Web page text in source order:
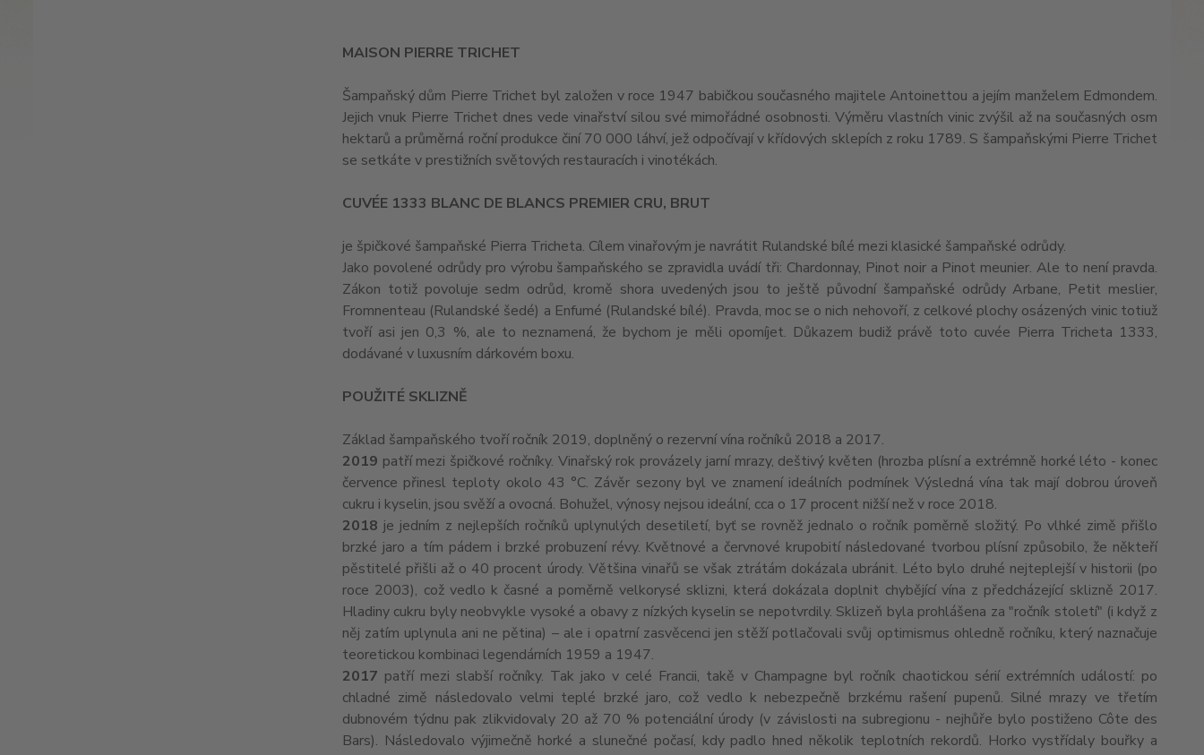
MAISON PIERRE TRICHET
Šampaňský dům Pierre Trichet byl založen v roce 1947 babičkou současného majitele Antoinettou a jejím manželem Edmondem.
Jejich vnuk Pierre Trichet dnes vede vinařství silou své mimořádné osobnosti. Výměru vlastních vinic zvýšil až na současných osm
hektarů a průměrná roční produkce činí 70 000 láhví, jež odpočívají v křídových sklepích z roku 1789. S šampaňskými Pierre Trichet
se setkáte v prestižních světových restauracích i vinotékách.
CUVÉE 1333 BLANC DE BLANCS PREMIER CRU, BRUT
je špičkové šampaňské Pierra Tricheta. Cílem vinařovým je navrátit Rulandské bílé mezi klasické šampaňské odrůdy.
Jako povolené odrůdy pro výrobu šampaňského se zpravidla uvádí tři: Chardonnay, Pinot noir a Pinot meunier. Ale to není pravda.
Zákon totiž povoluje sedm odrůd, kromě shora uvedených jsou to ještě původní šampaňské odrůdy Arbane, Petit meslier,
Fromnenteau (Rulandské šedé) a Enfumé (Rulandské bílé). Pravda, moc se o nich nehovoří, z celkové plochy osázených vinic totiuž
tvoří asi jen 0,3 %, ale to neznamená, že bychom je měli opomíjet. Důkazem budiž právě toto cuvée Pierra Tricheta 1333,
dodávané v luxusním dárkovém boxu.
POUŽITÉ SKLIZNĚ
Základ šampaňského tvoří ročník 2019, doplněný o rezervní vína ročníků 2018 a 2017.
2019 patří mezi špičkové ročníky. Vinařský rok provázely jarní mrazy, deštivý květen (hrozba plísní a extrémně horké léto - konec
července přinesl teploty okolo 43 °C. Závěr sezony byl ve znamení ideálních podmínek Výsledná vína tak mají dobrou úroveň
cukru i kyselin, jsou svěží a ovocná. Bohužel, výnosy nejsou ideální, cca o 17 procent nižší než v roce 2018.
2018 je jedním z nejlepších ročníků uplynulých desetiletí, byť se rovněž jednalo o ročník poměrně složitý. Po vlhké zimě přišlo
brzké jaro a tím pádem i brzké probuzení révy. Květnové a červnové krupobití následované tvorbou plísní způsobilo, že někteří
pěstitelé přišli až o 40 procent úrody. Většina vinařů se však ztrátám dokázala ubránit. Léto bylo druhé nejteplejší v historii (po
roce 2003), což vedlo k časné a poměrně velkorysé sklizni, která dokázala doplnit chybějící vína z předcházející sklizně 2017.
Hladiny cukru byly neobvykle vysoké a obavy z nízkých kyselin se nepotvrdily. Sklizeň byla prohlášena za "ročník století" (i když z
něj zatím uplynula ani ne pětina) – ale i opatrní zasvěcenci jen stěží potlačovali svůj optimismus ohledně ročníku, který naznačuje
teoretickou kombinaci legendárních 1959 a 1947.
2017 patří mezi slabší ročníky. Tak jako v celé Francii, takě v Champagne byl ročník chaotickou sérií extrémních událostí: po
chladné zimě následovalo velmi teplé brzké jaro, což vedlo k nebezpečně brzkému rašení pupenů. Silné mrazy ve třetím
dubnovém týdnu pak zlikvidovaly 20 až 70 % potenciální úrody (v závislosti na subregionu - nejhůře bylo postiženo Côte des
Bars). Následovalo výjimečně horké a slunečné počasí, kdy padlo hned několik teplotních rekordů. Horko vystřídaly bouřky a